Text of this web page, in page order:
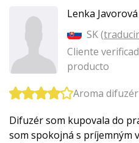
Lenka Javorová
SK (traducir
Cliente
producto
Aroma
Difuzér som kupovala do
som spokojná s príjemným